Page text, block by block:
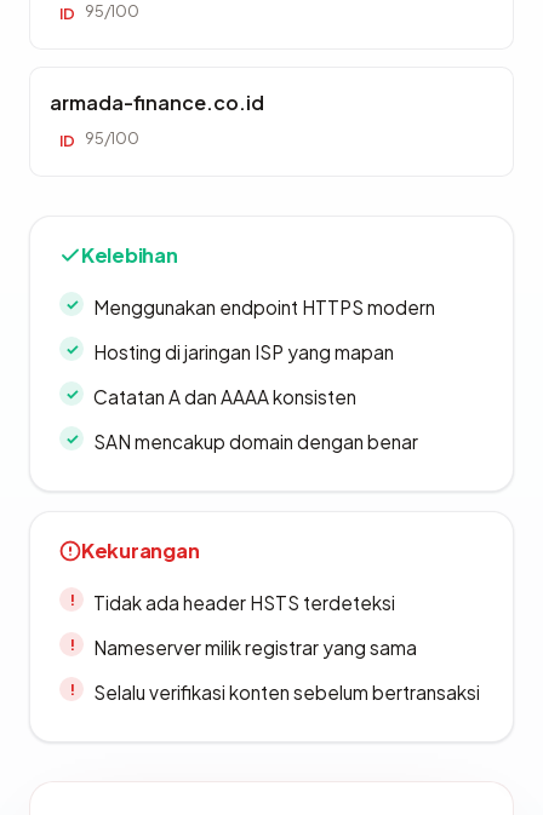
ID 95/100
armada-finance.co.id
ID 95/100
Kelebihan
Menggunakan endpoint HTTPS modern
Hosting di jaringan ISP yang mapan
Catatan A dan AAAA konsisten
SAN mencakup domain dengan benar
Kekurangan
Tidak ada header HSTS terdeteksi
Nameserver milik registrar yang sama
Selalu verifikasi konten sebelum bertransaksi